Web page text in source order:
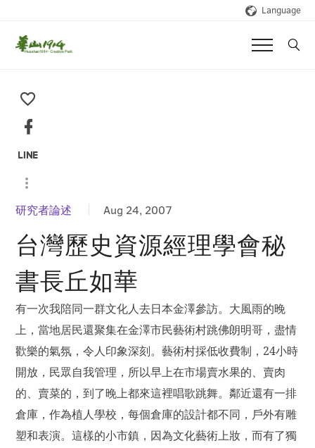
Language
研究者論述 Aug 24, 2007
台灣歷史資源經理學會秘
書長丘如華
有一次我陪同一群文化人去日本金澤參訪。大風雨的晚
上，當地居民還聚集在金澤市民藝術村跳佛朗明哥，盡情
歡樂的氣氛，令人印象深刻。藝術村採低收費制，24小時
開放，民眾自我管理，所以早上在市場賣水果的、賣肉
的、賣菜的，到了晚上都來這裡唱歌跳舞。鄰近還有一排
倉庫，作為植人學校，每個倉庫的設計都不同，戶外有雕
塑和表演。這樣的小市鎮，因為文化藝術上妝，而有了獨